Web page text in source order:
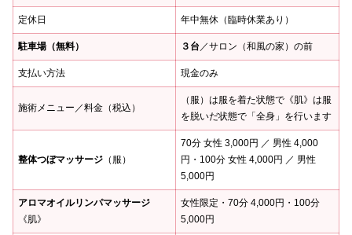
定休日 年中無休（臨時休業あり）
駐車場（無料） ３台／サロン（和風の家）の前
支払い方法 現金のみ
施術メニュー／料金（税込）
（服）は服を着た状態で《肌》は服
を脱いだ状態で「全身」を行います
整体つぼマッサージ （服）
70分 女性 3,000円 ／ 男性 4,000
円・100分 女性 4,000円 ／ 男性
5,000円
アロマオイルリンパマッサージ
《肌》
女性限定・70分 4,000円・100分
5,000円